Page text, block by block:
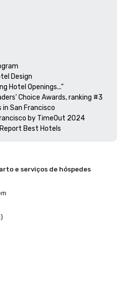
Design
Hotel Openings..."
Choice Awards, ranking #3
San Francisco
by TimeOut 2024
e serviços de hóspedes